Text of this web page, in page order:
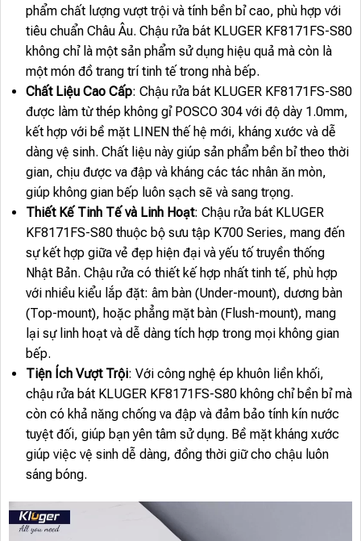
phẩm chất lượng vượt trội và tính bền bỉ cao, phù hợp với
tiêu chuẩn Châu Âu. Chậu rửa bát KLUGER KF8171FS-S80
không chỉ là một sản phẩm sử dụng hiệu quả mà còn là
một món đồ trang trí tinh tế trong nhà bếp.
Chất Liệu Cao Cấp: Chậu rửa bát KLUGER KF8171FS-S80
được làm từ thép không gỉ POSCO 304 với độ dày 1.0mm,
kết hợp với bề mặt LINEN thế hệ mới, kháng xước và dễ
dàng vệ sinh. Chất liệu này giúp sản phẩm bền bỉ theo thời
gian, chịu được va đập và kháng các tác nhân ăn mòn,
giúp không gian bếp luôn sạch sẽ và sang trọng.
Thiết Kế Tinh Tế và Linh Hoạt: Chậu rửa bát KLUGER
KF8171FS-S80 thuộc bộ sưu tập K700 Series, mang đến
sự kết hợp giữa vẻ đẹp hiện đại và yếu tố truyền thống
Nhật Bản. Chậu rửa có thiết kế hợp nhất tinh tế, phù hợp
với nhiều kiểu lắp đặt: âm bàn (Under-mount), dương bàn
(Top-mount), hoặc phẳng mặt bàn (Flush-mount), mang
lại sự linh hoạt và dễ dàng tích hợp trong mọi không gian
bếp.
Tiện Ích Vượt Trội: Với công nghệ ép khuôn liền khối,
chậu rửa bát KLUGER KF8171FS-S80 không chỉ bền bỉ mà
còn có khả năng chống va đập và đảm bảo tính kín nước
tuyệt đối, giúp bạn yên tâm sử dụng. Bề mặt kháng xước
giúp việc vệ sinh dễ dàng, đồng thời giữ cho chậu luôn
sáng bóng.